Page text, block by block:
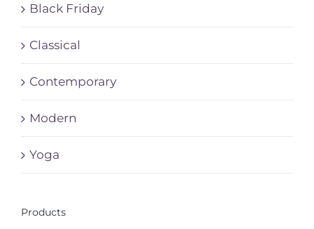
Black Friday
Classical
Contemporary
Modern
Yoga
Products